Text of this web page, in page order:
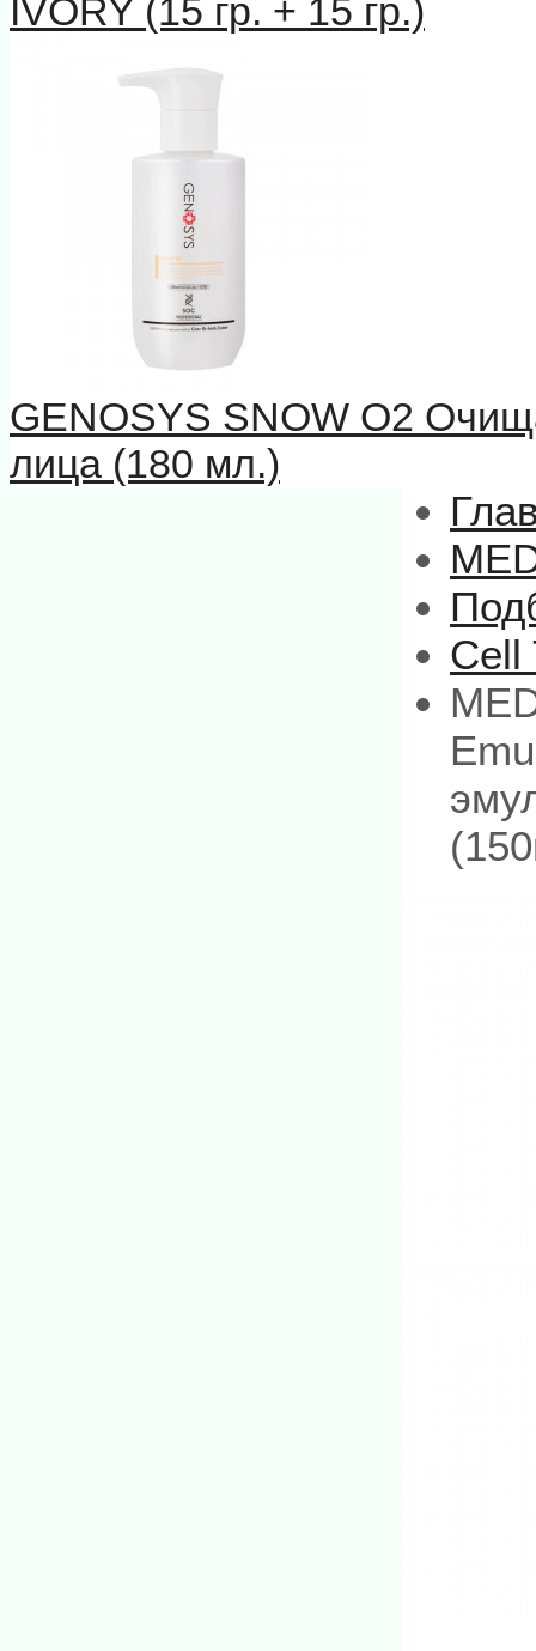
IVORY (15 гр. + 15 гр.)
GENOSYS SNOW О2
лица (180 мл.)
Cell